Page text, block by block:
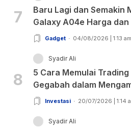
7
Baru Lagi dan Semakin
Galaxy A04e Harga
Gadget 04/08/2026 | 1:13 am
8
Syadir Ali
5 Cara Memulai
Gegabah dalam
Investasi 20/07/2026 | 1:14
Syadir Ali